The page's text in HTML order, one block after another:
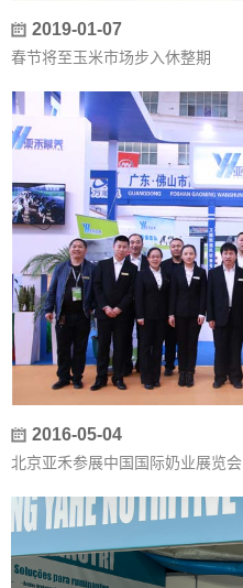
2019-01-07
春节将至玉米市场步入休整期
2016-05-04
北京亚禾参展中国国际奶业展览会